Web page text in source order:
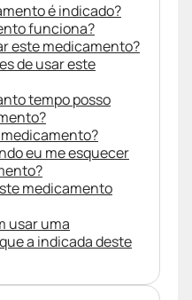
é indicado?
funciona?
este medicamento?
de usar este
tempo posso
eu me esquecer
medicamento
usar uma
a indicada deste